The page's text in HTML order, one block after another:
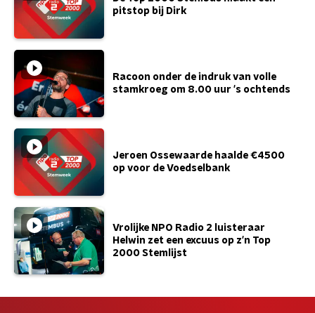
pitstop bij Dirk
Racoon onder de indruk van volle
stamkroeg om 8.00 uur 's ochtends
Jeroen Ossewaarde haalde €4500
op voor de Voedselbank
Vrolijke NPO Radio 2 luisteraar
Helwin zet een excuus op z'n Top
2000 Stemlijst